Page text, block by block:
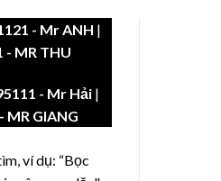
- Mr ANH |
- MR THU
- Mr Hải|
MR GIANG
ví dụ: “Bọc